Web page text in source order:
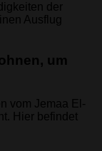
der
Ausflug
um
vom Jemaa El-
Hier befindet